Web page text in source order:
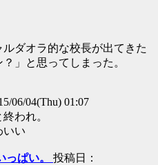
ダオラ的な校長が出てきた
」と思ってしまった。
06/04(Thu) 01:07
われ。
いい
っぱい。 投稿日：